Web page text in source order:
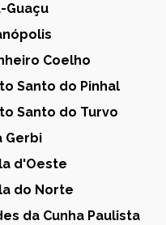
Guaçu
Coelho
Santo do Pinhal
Santo do Turvo
Gerbi
d'Oeste
do Norte
da Cunha Paulista